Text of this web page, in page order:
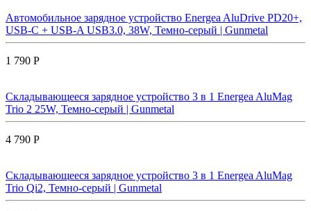
Автомобильное зарядное устройство Energea AluDrive PD20+,
USB-C + USB-A USB3.0, 38W, Темно-серый | Gunmetal
1 790 Р
Складывающееся зарядное устройство 3 в 1 Energea AluMag
Trio 2 25W, Темно-серый | Gunmetal
4 790 Р
Складывающееся зарядное устройство 3 в 1 Energea AluMag
Trio Qi2, Темно-серый | Gunmetal